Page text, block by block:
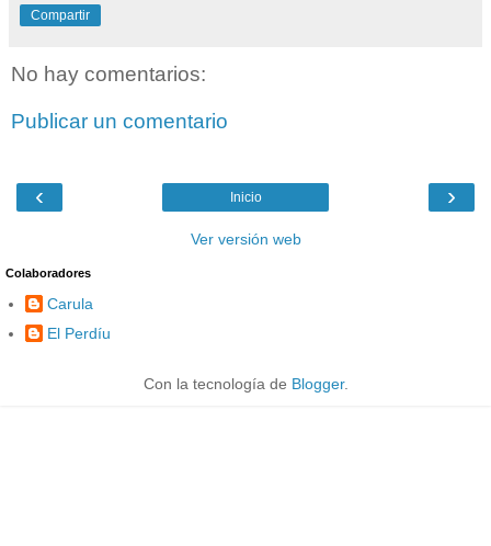
Compartir
No hay comentarios:
Publicar un comentario
‹ ›
Inicio
Ver versión web
Colaboradores
Carula
El Perdíu
Con la tecnología de Blogger.